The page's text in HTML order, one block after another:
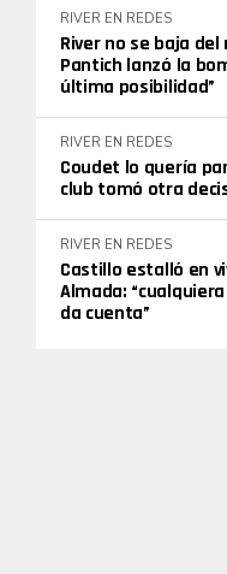
RIVER EN REDES
River no se baja
Pantich lanzó la
última posibilidad”
RIVER EN REDES
Coudet lo quería
club tomó otra
RIVER EN REDES
Castillo estalló en
Almada:
da cuenta”